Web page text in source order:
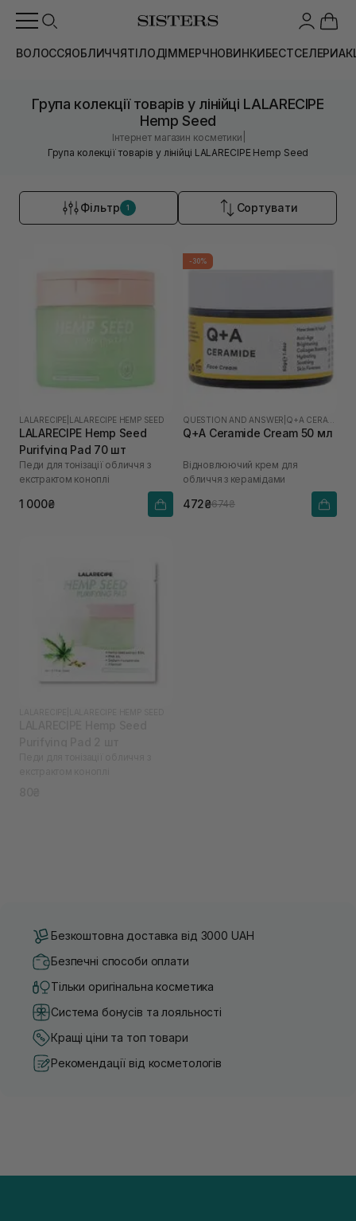
ВОЛОССЯОБЛИЧЧЯТІЛОДІММЕРЧНОВИНКИБЕСТСЕЛЕРИ
Група колекції товарів у лінійці LALARECIPE
Hemp Seed
Інтернет магазин косметики
Група колекції товарів у лінійці LALARECIPE Hemp Seed
Фільтр 1 Сортувати
LALARECIPE LALARECIPE HEMP SEED
LALARECIPE Hemp Seed
Purifying Pad 70 шт
Педи для тонізації обличчя з
екстрактом коноплі
1 000₴
-30%
QUESTION AND ANSWER
Q+A Ceramide Cream 50 мл
Відновлюючий крем для
обличчя з керамідами
472₴674₴
Безкоштовна доставка від 3000 UAH
Безпечні способи оплати
Тільки оригінальна косметика
Система бонусів та лояльності
Кращі ціни та топ товари
Рекомендації від косметологів